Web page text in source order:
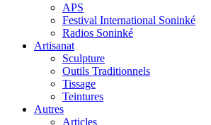
APS
Festival International Soninké
Radios Soninké
Artisanat
Sculpture
Outils Traditionnels
Tissage
Teintures
Autres
Articles